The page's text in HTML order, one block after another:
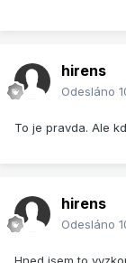
hirens
Odesláno
To je pravda. Ale
hirens
Odesláno